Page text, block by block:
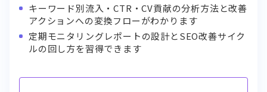
キーワード別流入・CTR・CV貢献の分析方法と改善
アクションへの変換フローがわかります
定期モニタリングレポートの設計とSEO改善サイク
ルの回し方を習得できます